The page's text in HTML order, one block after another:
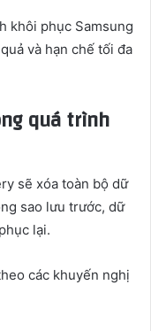
khôi phục Samsung
và hạn chế tối đa
quá trình
sẽ xóa toàn bộ dữ
sao lưu trước, dữ
lại.
các khuyến nghị